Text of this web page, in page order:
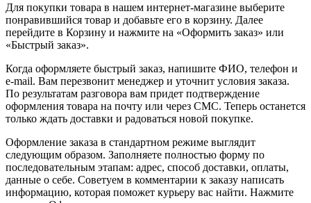
Для покупки товара в нашем интернет-магазине выберите
понравившийся товар и добавьте его в корзину. Далее
перейдите в Корзину и нажмите на «Оформить заказ» или
«Быстрый заказ».
Когда оформляете быстрый заказ, напишите ФИО, телефон и
e-mail. Вам перезвонит менеджер и уточнит условия заказа.
По результатам разговора вам придет подтверждение
оформления товара на почту или через СМС. Теперь останется
только ждать доставки и радоваться новой покупке.
Оформление заказа в стандартном режиме выглядит
следующим образом. Заполняете полностью форму по
последовательным этапам: адрес, способ доставки, оплаты,
данные о себе. Советуем в комментарии к заказу написать
информацию, которая поможет курьеру вас найти. Нажмите